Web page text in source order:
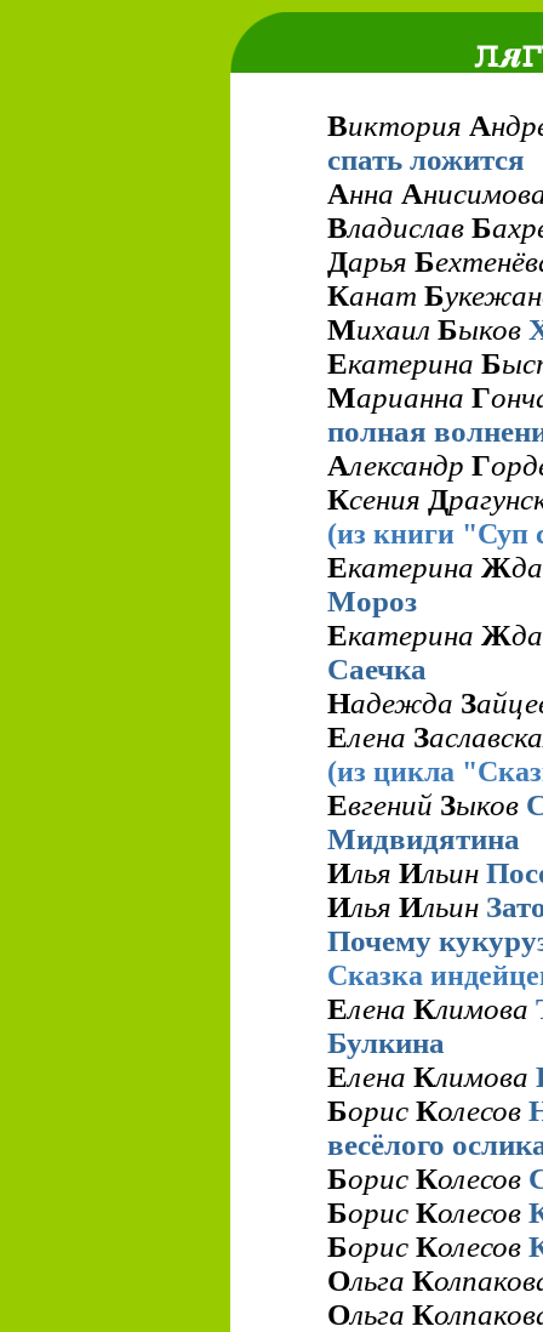
Виктория А
спать ложится
Анна А
Владислав Б
Дарья Б
Канат Б
Михаил Быков
Екатерина Б
Марианна Г
полная
Александр Г
Ксения Д
(из книги "Суп
Екатерина Ж
Мороз
Екатерина Ж
Саечка
Надежда З
Елена З
(из цикла
Евгений Зыков
Мидвидятина
Илья Ильин
Илья Ильин
Почему
Cказка
Елена Климова
Булкина
Елена Климова
Борис Колесов
весёлого
Борис Колесов
Борис Колесов
Борис Колесов
Ольга К
Ольга К